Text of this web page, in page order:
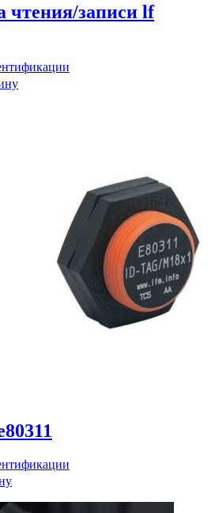
чтения/записи lf